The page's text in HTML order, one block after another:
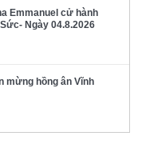
Emmanuel cử hành
Ngày 04.8.2026
mừng hồng ân Vĩnh